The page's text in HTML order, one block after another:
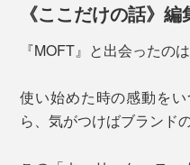
スマートな見た目ですが
設計なのです。
キーボードにも絶妙な傾
《ここだけの話》編
『MOFT』と出会ったのは
使い始めた時の感動を
ら、気がつけばブランド